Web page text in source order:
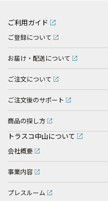
ご利用ガイド
ご登録について
お届け・配送について
ご注文について
ご注文後のサポート
商品の探し方
トラスコ中山について
会社概要
事業内容
プレスルーム